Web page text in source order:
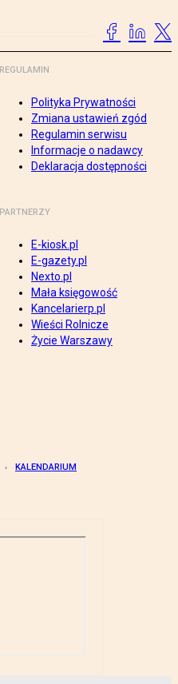
REGULAMIN
Polityka Prywatności
Zmiana ustawień zgód
Regulamin serwisu
Informacje o nadawcy
Deklaracja dostępności
PARTNERZY
E-kiosk.pl
E-gazety.pl
Nexto.pl
Mała księgowość
Kancelarierp.pl
Wieści Rolnicze
Życie Warszawy
KALENDARIUM